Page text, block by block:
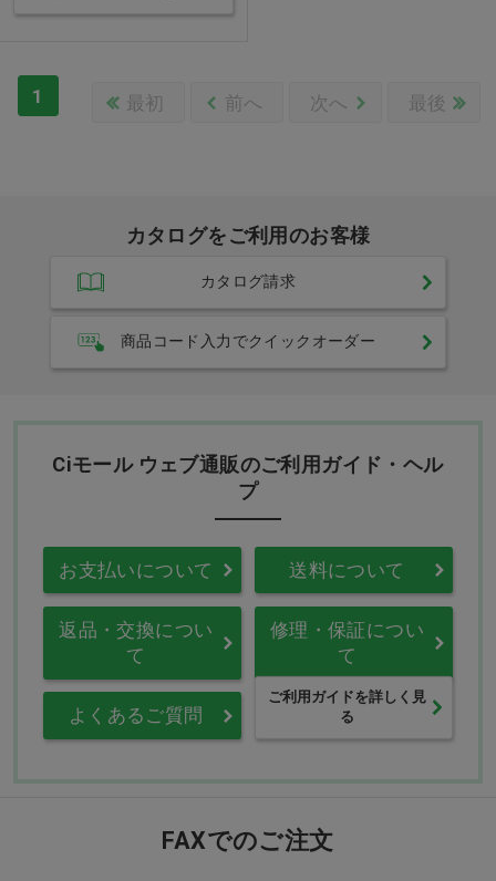
1 最初 前へ 次へ 最後
カタログをご利用のお客様
カタログ請求
商品コード入力でクイックオーダー
Ciモール ウェブ通販のご利用ガイド・ヘル
プ
お支払いについて 送料について
返品・交換につい
て
修理・保証につい
て
よくあるご質問
ご利用ガイドを詳しく見
る
FAXでのご注文